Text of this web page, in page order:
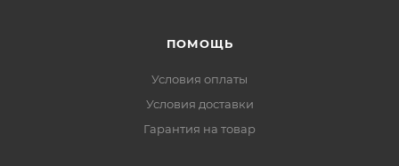
ПОМОЩЬ
Условия оплаты
Условия доставки
Гарантия на товар